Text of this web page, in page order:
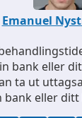
Emanuel
bank eller
ta ut
eller